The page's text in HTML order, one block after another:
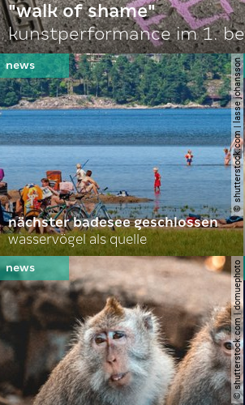
"walk of shame"
kunstperformance im 1.
© shutterstock.com | lasse johansson
nächster badesee geschlossen
wasservögel als quelle
© shutterstock.com | domuephoto